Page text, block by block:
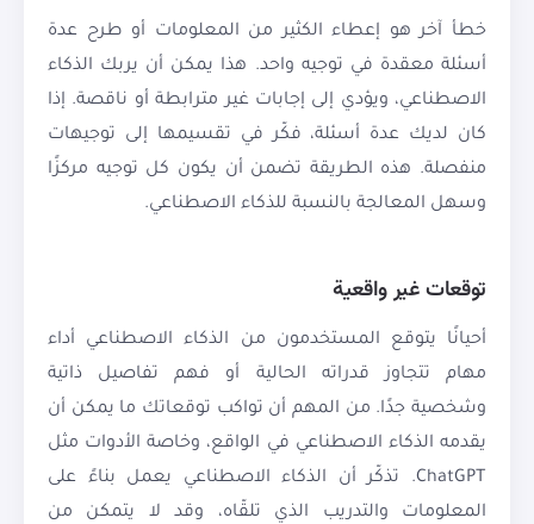
خطأ آخر هو إعطاء الكثير من المعلومات أو طرح عدة
أسئلة معقدة في توجيه واحد. هذا يمكن أن يربك الذكاء
الاصطناعي، ويؤدي إلى إجابات غير مترابطة أو ناقصة. إذا
كان لديك عدة أسئلة، فكّر في تقسيمها إلى توجيهات
منفصلة. هذه الطريقة تضمن أن يكون كل توجيه مركزًا
وسهل المعالجة بالنسبة للذكاء الاصطناعي.
توقعات غير واقعية
أحيانًا يتوقع المستخدمون من الذكاء الاصطناعي أداء
مهام تتجاوز قدراته الحالية أو فهم تفاصيل ذاتية
وشخصية جدًا. من المهم أن تواكب توقعاتك ما يمكن أن
يقدمه الذكاء الاصطناعي في الواقع، وخاصة الأدوات مثل
ChatGPT. تذكّر أن الذكاء الاصطناعي يعمل بناءً على
المعلومات والتدريب الذي تلقّاه، وقد لا يتمكن من